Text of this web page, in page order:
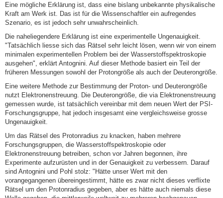
Eine mögliche Erklärung ist, dass eine bislang unbekannte physikalische
Kraft am Werk ist. Das ist für die Wissenschaftler ein aufregendes
Szenario, es ist jedoch sehr unwahrscheinlich.
Die naheliegendere Erklärung ist eine experimentelle Ungenauigkeit.
"Tatsächlich liesse sich das Rätsel sehr leicht lösen, wenn wir von einem
minimalen experimentellen Problem bei der Wasserstoffspektroskopie
ausgehen", erklärt Antognini. Auf dieser Methode basiert ein Teil der
früheren Messungen sowohl der Protongröße als auch der Deuterongröße.
Eine weitere Methode zur Bestimmung der Proton- und Deuterongröße
nutzt Elektronenstreuung. Die Deuterongröße, die via Elektronenstreuung
gemessen wurde, ist tatsächlich vereinbar mit dem neuen Wert der PSI-
Forschungsgruppe, hat jedoch insgesamt eine vergleichsweise grosse
Ungenauigkeit.
Um das Rätsel des Protonradius zu knacken, haben mehrere
Forschungsgruppen, die Wasserstoffspektroskopie oder
Elektronenstreuung betreiben, schon vor Jahren begonnen, ihre
Experimente aufzurüsten und in der Genauigkeit zu verbessern. Darauf
sind Antognini und Pohl stolz: "Hätte unser Wert mit den
vorangegangenen übereingestimmt, hätte es zwar nicht dieses verflixte
Rätsel um den Protonradius gegeben, aber es hätte auch niemals diese